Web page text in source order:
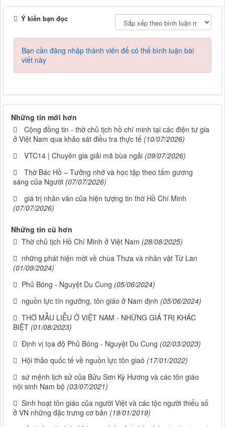
Ý kiến bạn đọc
Bạn cần đăng nhập thành viên để có thể bình luận bài
viết này
Những tin mới hơn
Cộng đồng tin - thờ chủ tịch hồ chí minh tại các điện tư gia
ở Việt Nam qua khảo sát điều tra thực tế (10/07/2026)
VTC14 | Chuyên gia giải mã bùa ngải (09/07/2026)
Thờ Bác Hồ – Tưởng nhớ và học tập theo tấm gương
sáng của Người (07/07/2026)
giá trị nhân văn của hiện tượng tin thờ Hồ Chí Minh
(07/07/2026)
Những tin cũ hơn
Thờ chủ tịch Hồ Chí Minh ở Việt Nam (28/08/2025)
những phát hiện mời về chùa Thưa và nhân vật Từ Lan
(01/09/2024)
Phủ Bóng - Nguyệt Du Cung (05/06/2024)
nguồn lực tín ngưỡng, tôn giáo ở Nam định (05/06/2024)
THỜ MẪU LIỄU Ở VIỆT NAM - NHỮNG GIÁ TRỊ KHÁC
BIỆT (01/08/2023)
Định vị tọa độ Phủ Bóng - Nguyệt Du Cung (02/03/2023)
Hội thảo quốc tế về nguồn lực tôn giaó (17/01/2022)
sứ mệnh lịch sử của Bửu Sơn Kỳ Hương và các tôn giáo
nội sinh Nam bộ (03/07/2021)
Sinh hoạt tôn giáo của người Việt và các tộc người thiểu số
ở VN những đặc trưng cơ bản (19/01/2019)